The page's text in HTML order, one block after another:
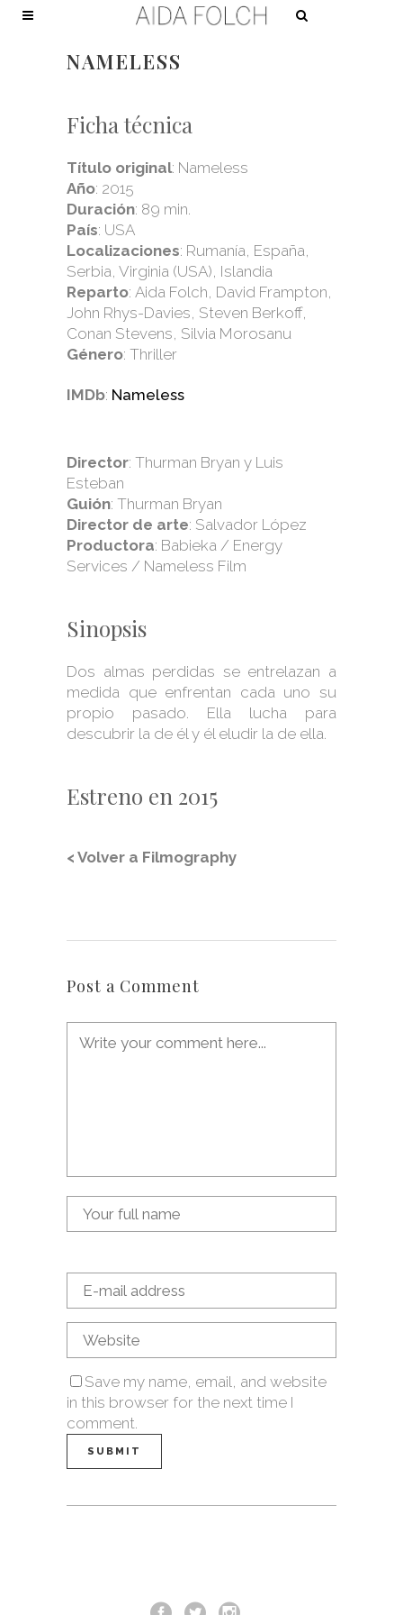
NAMELESS
Ficha técnica
Título original: Nameless
Año: 2015
Duración: 89 min.
País: USA
Localizaciones: Rumanía, España,
Serbia, Virginia (USA), Islandia
Reparto: Aida Folch, David Frampton,
John Rhys-Davies, Steven Berkoff,
Conan Stevens, Silvia Morosanu
Género: Thriller
IMDb: Nameless
Director: Thurman Bryan y Luis
Esteban
Guión: Thurman Bryan
Director de arte: Salvador López
Productora: Babieka / Energy
Services / Nameless Film
Sinopsis
Dos almas perdidas se entrelazan a
medida que enfrentan cada uno su
propio pasado. Ella lucha para
descubrir la de él y él eludir la de ella.
Estreno en 2015
< Volver a Filmography
Post a Comment
Save my name, email, and website
in this browser for the next time I
comment.